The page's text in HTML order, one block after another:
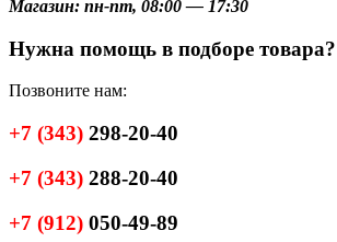
Магазин: пн-пт, 08:00 — 17:30
Нужна помощь в подборе товара?
Позвоните нам:
+7 (343) 298-20-40
+7 (343) 288-20-40
+7 (912) 050-49-89